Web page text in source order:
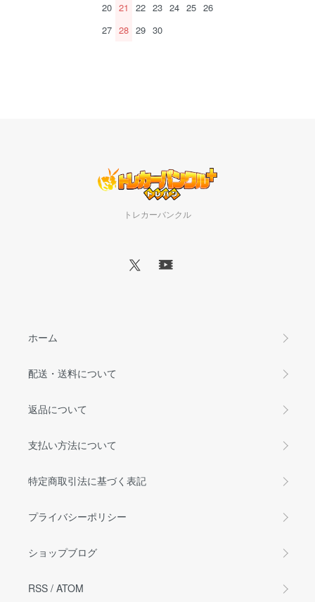
20 21 22 23 24 25 26
27 28 29 30
トレカーバンクル
ホーム
配送・送料について
返品について
支払い方法について
特定商取引法に基づく表記
プライバシーポリシー
ショップブログ
RSS / ATOM